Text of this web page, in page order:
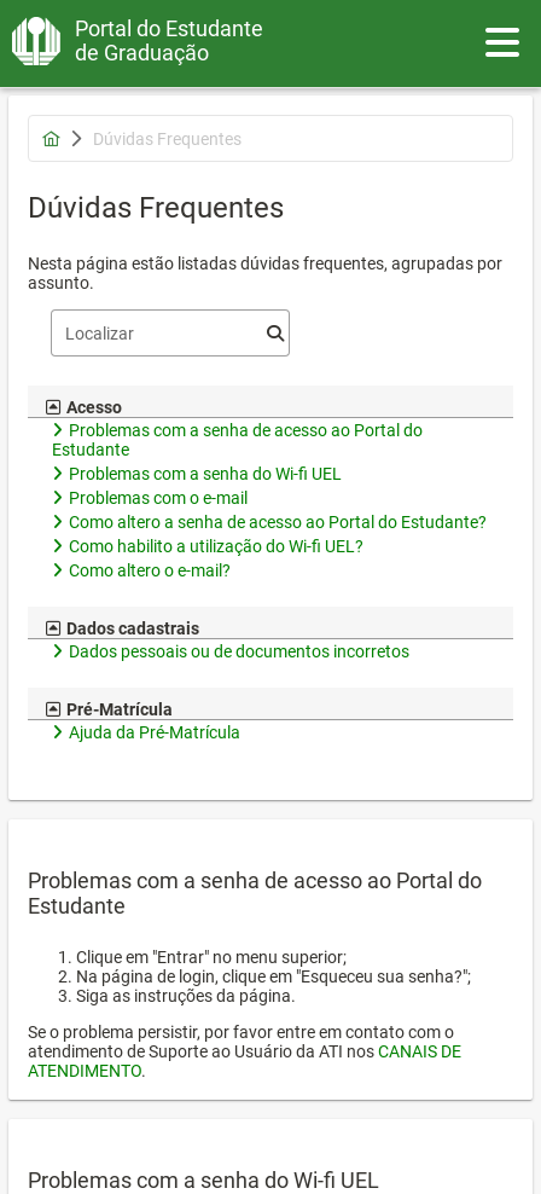
Portal do Estudante
de Graduação
Dúvidas Frequentes
Dúvidas Frequentes
Nesta página estão listadas dúvidas frequentes, agrupadas por
assunto.
Acesso
Problemas com a senha de acesso ao Portal do
Estudante
Problemas com a senha do Wi-fi UEL
Problemas com o e-mail
Como altero a senha de acesso ao Portal do Estudante?
Como habilito a utilização do Wi-fi UEL?
Como altero o e-mail?
Dados cadastrais
Dados pessoais ou de documentos incorretos
Pré-Matrícula
Ajuda da Pré-Matrícula
Problemas com a senha de acesso ao Portal do
Estudante
Clique em "Entrar" no menu superior;
Na página de login, clique em "Esqueceu sua senha?";
Siga as instruções da página.
Se o problema persistir, por favor entre em contato com o
atendimento de Suporte ao Usuário da ATI nosCANAIS DE
ATENDIMENTO.
Problemas com a senha do Wi-fi UEL